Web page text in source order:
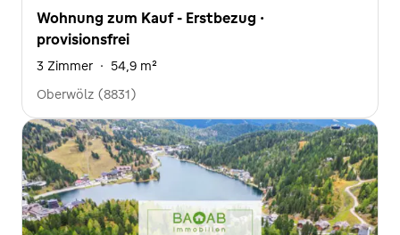
Wohnung zum Kauf - Erstbezug ·
provisionsfrei
3 Zimmer · 54,9 m²
Oberwölz (8831)